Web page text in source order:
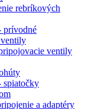
rebríkových
prívodné
ventily
spiatočky
a adaptéry